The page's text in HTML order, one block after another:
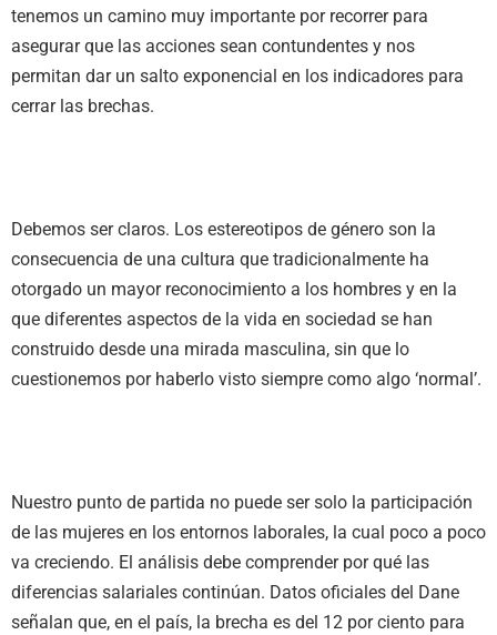
tenemos un camino muy importante por recorrer para
asegurar que las acciones sean contundentes y nos
permitan dar un salto exponencial en los indicadores para
cerrar las brechas.
Debemos ser claros. Los estereotipos de género son la
consecuencia de una cultura que tradicionalmente ha
otorgado un mayor reconocimiento a los hombres y en la
que diferentes aspectos de la vida en sociedad se han
construido desde una mirada masculina, sin que lo
cuestionemos por haberlo visto siempre como algo ‘normal’.
Nuestro punto de partida no puede ser solo la participación
de las mujeres en los entornos laborales, la cual poco a poco
va creciendo. El análisis debe comprender por qué las
diferencias salariales continúan. Datos oficiales del Dane
señalan que, en el país, la brecha es del 12 por ciento para